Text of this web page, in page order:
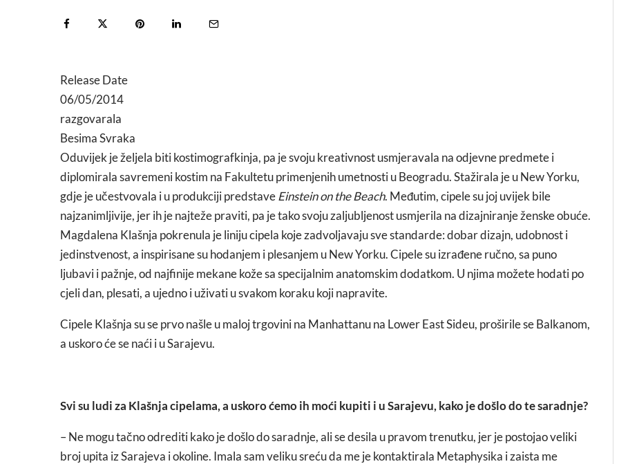
Release Date
06/05/2014
razgovarala
Besima Svraka
Oduvijek je željela biti kostimografkinja, pa je svoju kreativnost usmjeravala na odjevne predmete i
diplomirala savremeni kostim na Fakultetu primenjenih umetnosti u Beogradu. Stažirala je u New Yorku,
gdje je učestvovala i u produkciji predstaveEinstein on the Beach. Međutim, cipele su joj uvijek bile
najzanimljivije, jer ih je najteže praviti, pa je tako svoju zaljubljenost usmjerila na dizajniranje ženske obuće.
Magdalena Klašnja pokrenula je liniju cipela koje zadvoljavaju sve standarde: dobar dizajn, udobnost i
jedinstvenost, a inspirisane su hodanjem i plesanjem u New Yorku. Cipele su izrađene ručno, sa puno
ljubavi i pažnje, od najfinije mekane kože sa specijalnim anatomskim dodatkom. U njima možete hodati po
cjeli dan, plesati, a ujedno i uživati u svakom koraku koji napravite.
Cipele Klašnja su se prvo našle u maloj trgovini na Manhattanu na Lower East Sideu, proširile se Balkanom,
a uskoro će se naći i u Sarajevu.
Svi su ludi za Klašnja cipelama, a uskoro ćemo ih moći kupiti i u Sarajevu, kako je došlo do te saradnje?
– Ne mogu tačno odrediti kako je došlo do saradnje, ali se desila u pravom trenutku, jer je postojao veliki
broj upita iz Sarajeva i okoline. Imala sam veliku sreću da me je kontaktirala Metaphysika i zaista me